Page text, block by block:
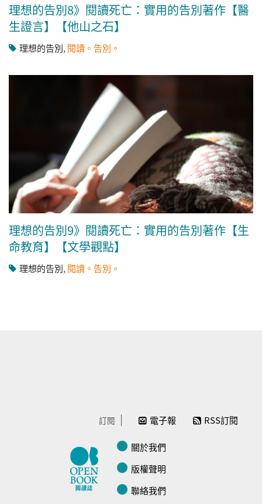
理想的告別8》閱讀死亡：實用的告別著作【醫
生證言】【他山之石】
理想的告別, 閱讀。告別。
理想的告別9》閱讀死亡：實用的告別著作【生
命教育】【文學觀點】
理想的告別,閱讀。告別。
訂閱 電子報 RSS訂閱
關於我們
版權聲明
聯絡我們